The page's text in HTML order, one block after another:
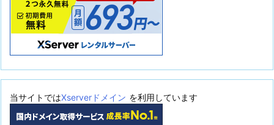
当サイトではXserverドメイン を利用しています